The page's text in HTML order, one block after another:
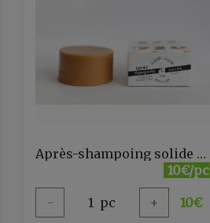
Après-shampoing solide nourrissant WWC
10€/pc
- 1 pc + 10€